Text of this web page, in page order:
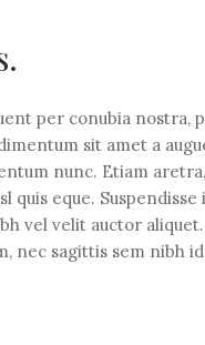
per conubia nostra,
sit amet a
nunc. Etiam
quis eque.
vel velit auctor
nec sagittis sem nibh